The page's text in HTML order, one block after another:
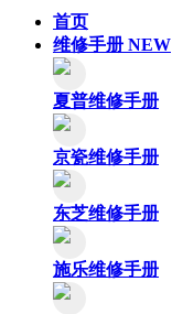
首页
维修手册 NEW
夏普维修手册
京瓷维修手册
东芝维修手册
施乐维修手册